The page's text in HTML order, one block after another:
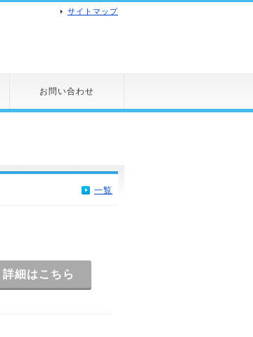
サイトマップ
お問い合わせ
一覧
詳細はこちら